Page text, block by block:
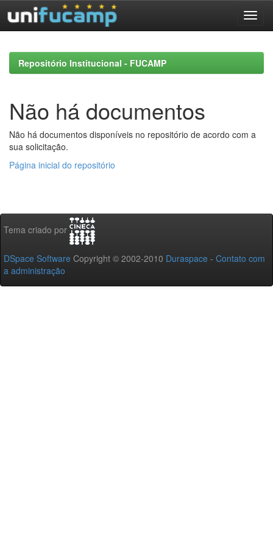
navigationRepositório Institucional - FUCAMP
Não há documentos
Não há documentos disponíveis no repositório de acordo com a
sua solicitação.
Página inicial do repositório
Tema criado por
DSpace Software Copyright © 2002-2010 Duraspace - Contato com
a administração